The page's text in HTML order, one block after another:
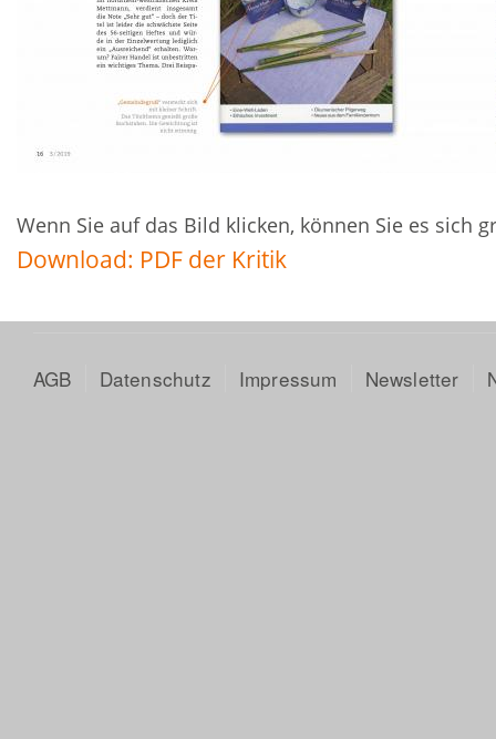
Wenn Sie auf das Bild klicken, können Sie es sich
Download: PDF der Kritik
AGB Datenschutz Impressum Newsletter